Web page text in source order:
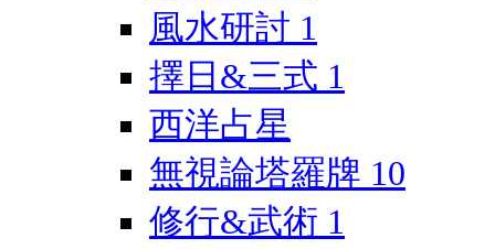
風水研討 1
擇日&三式 1
西洋占星
無視論塔羅牌 10
修行&武術 1